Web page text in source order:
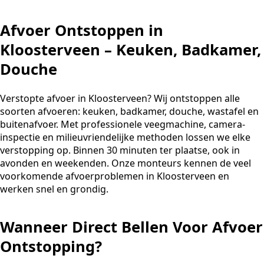
Afvoer Ontstoppen in
Kloosterveen – Keuken, Badkamer,
Douche
Verstopte afvoer in Kloosterveen? Wij ontstoppen alle
soorten afvoeren: keuken, badkamer, douche, wastafel en
buitenafvoer. Met professionele veegmachine, camera-
inspectie en milieuvriendelijke methoden lossen we elke
verstopping op. Binnen 30 minuten ter plaatse, ook in
avonden en weekenden. Onze monteurs kennen de veel
voorkomende afvoerproblemen in Kloosterveen en
werken snel en grondig.
Wanneer Direct Bellen Voor Afvoer
Ontstopping?